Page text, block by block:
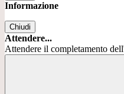
Informazione
Chiudi
Attendere...
Attendere il completamento